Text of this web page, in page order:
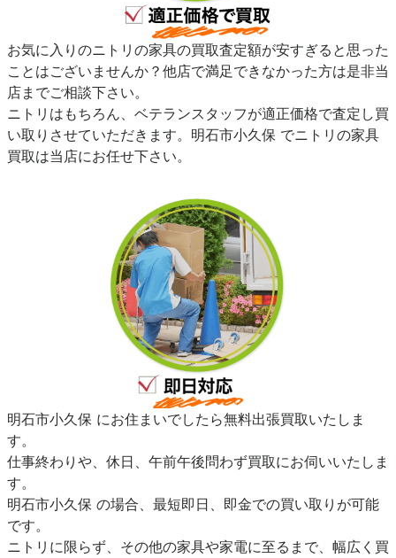
お気に入りのニトリの家具の買取査定額が安すぎると思った
ことはございませんか？他店で満足できなかった方は是非当
店までご相談下さい。
ニトリはもちろん、ベテランスタッフが適正価格で査定し買
い取りさせていただきます。明石市小久保 でニトリの家具
買取は当店にお任せ下さい。
明石市小久保 にお住まいでしたら無料出張買取いたしま
す。
仕事終わりや、休日、午前午後問わず買取にお伺いいたしま
す。
明石市小久保 の場合、最短即日、即金での買い取りが可能
です。
ニトリに限らず、その他の家具や家電に至るまで、幅広く買